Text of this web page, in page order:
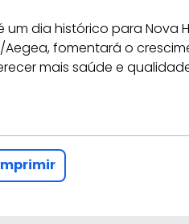
um dia histórico para
Aegea, fomentará o
mais saúde e